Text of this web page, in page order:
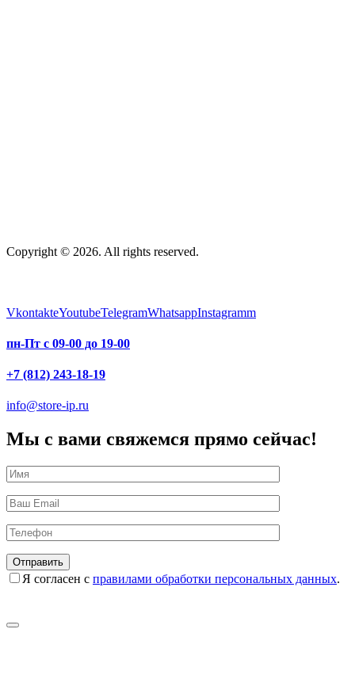
Copyright © 2026. All rights reserved.
VkontakteYoutubeTelegramWhatsappInstagramm
пн-Пт с 09-00 до 19-00
+7 (812) 243-18-19
info@store-ip.ru
Мы с вами свяжемся прямо сейчас!
Я согласен с правилами обработки персональных данных.